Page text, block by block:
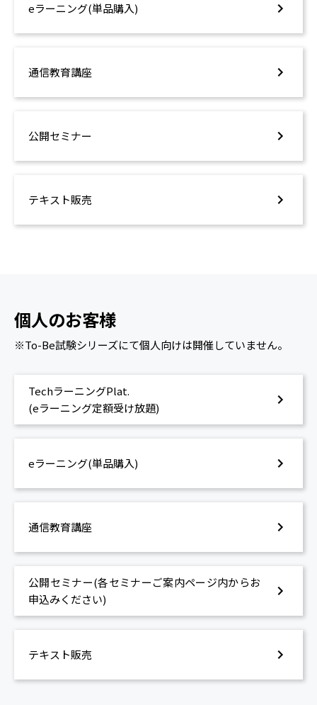
eラーニング(単品購入)
通信教育講座
公開セミナー
テキスト販売
個人のお客様
※To-Be試験シリーズにて個人向けは開催していません。
TechラーニングPlat.
(eラーニング定額受け放題)
eラーニング(単品購入)
通信教育講座
公開セミナー(各セミナーご案内ページ内からお
申込みください)
テキスト販売